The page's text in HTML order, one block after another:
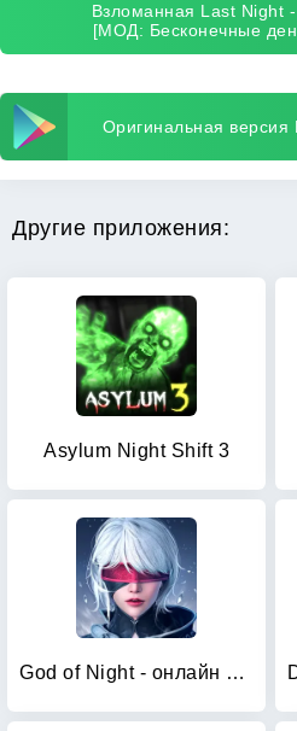
Взломанная Last Night
[МОД: Бесконечные
Оригинальная
Другие приложения:
Asylum Night Shift 3
God of Night - онлайн ММОРПГ